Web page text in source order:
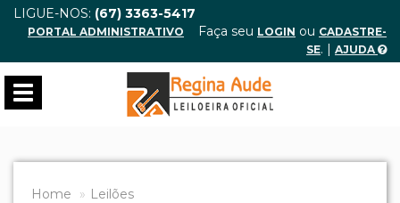
LIGUE-NOS: (67) 3363-5417
PORTAL ADMINISTRATIVO Faça seu LOGIN ou CADASTRE-
SE. | AJUDA
Toggle
navigation
Home
Leilões